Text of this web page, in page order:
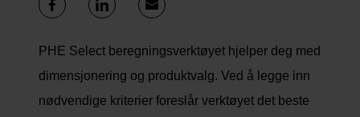
PHE Select beregningsverktøyet hjelper deg med
dimensjonering og produktvalg. Ved å legge inn
nødvendige kriterier foreslår verktøyet det beste